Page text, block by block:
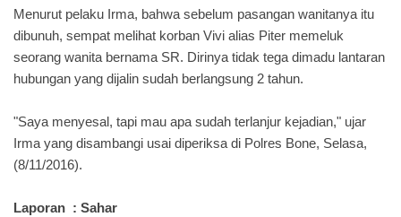
Menurut pelaku Irma, bahwa sebelum pasangan wanitanya itu
dibunuh, sempat melihat korban Vivi alias Piter memeluk
seorang wanita bernama SR. Dirinya tidak tega dimadu lantaran
hubungan yang dijalin sudah berlangsung 2 tahun.
"Saya menyesal, tapi mau apa sudah terlanjur kejadian," ujar
Irma yang disambangi usai diperiksa di Polres Bone, Selasa,
(8/11/2016).
Laporan : Sahar